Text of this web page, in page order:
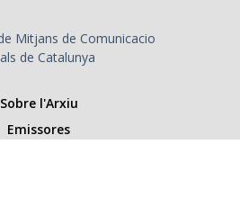
Sobre l'Arxiu
Emissores